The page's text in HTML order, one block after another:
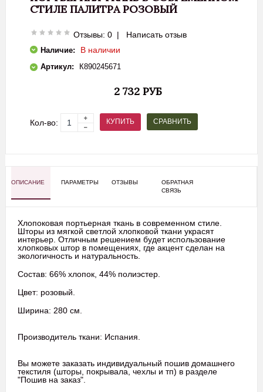
СТИЛЕ ПАЛИТРА РОЗОВЫЙ
Отзывы: 0 | Написать отзыв
Наличие: В наличии
Артикул: К890245671
2 732 РУБ
Кол-во: КУПИТЬ СРАВНИТЬ
ОПИСАНИЕ ПАРАМЕТРЫ ОТЗЫВЫ
ОБРАТНАЯ
СВЯЗЬ
Хлопоковая портьерная ткань в современном стиле.
Шторы из мягкой светлой хлопковой ткани украсят
интерьер. Отличным решением будет использование
хлопковых штор в помещениях, где акцент сделан на
экологичность и натуральность.
Состав: 66% хлопок, 44% полиэстер.
Цвет: розовый.
Ширина: 280 см.
Производитель ткани: Испания.
Вы можете заказать индивидуальный пошив домашнего
текстиля (шторы, покрывала, чехлы и тп) в разделе
"Пошив на заказ".